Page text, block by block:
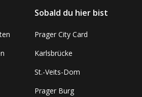
Sobald du hier bist
Prager City Card
Karlsbrücke
St.-Veits-Dom
Prager Burg